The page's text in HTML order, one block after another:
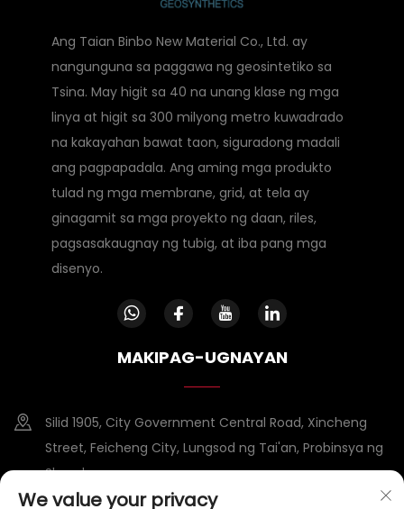
Ang Taian Binbo New Material Co., Ltd. ay
nangunguna sa paggawa ng geosintetiko sa
Tsina. May higit sa 40 na unang klase ng mga
linya at higit sa 300 milyong metro kuwadrado
na kakayahan bawat taon, siguradong madali
ang pagpapadala. Ang aming mga produkto
tulad ng mga membrane, grid, at tela ay
ginagamit sa mga proyekto ng daan, riles,
pagsasakaugnay ng tubig, at iba pang mga
disenyo.
MAKIPAG-UGNAYAN
Silid 1905, City Government Central Road, Xincheng
Street, Feicheng City, Lungsod ng Tai'an, Probinsya ng
Shandong
We value your privacy